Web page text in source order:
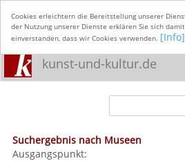
Cookies erleichtern die Bereitstellung unserer
der Nutzung unserer Dienste erklären Sie sich damit
einverstanden, dass wir Cookies verwenden. [Info]
kunst-und-kultur.de
Suchergebnis nach Museen
Ausgangspunkt: